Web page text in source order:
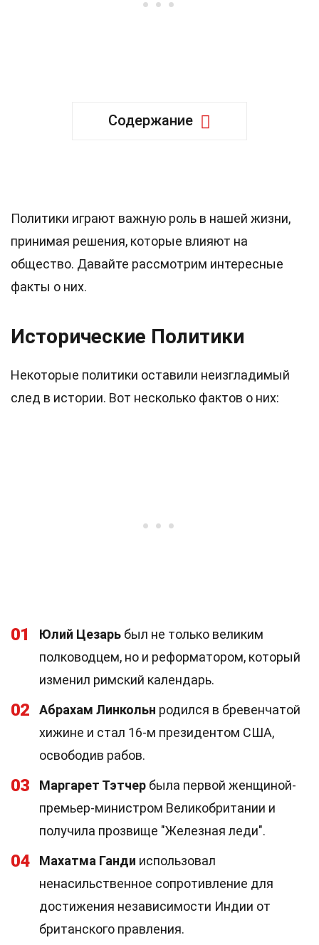
Содержание
Политики играют важную роль в нашей жизни,
принимая решения, которые влияют на
общество. Давайте рассмотрим интересные
факты о них.
Исторические Политики
Некоторые политики оставили неизгладимый
след в истории. Вот несколько фактов о них:
01 Юлий Цезарь был не только великим
полководцем, но и реформатором, который
изменил римский календарь.
02 Абрахам Линкольн родился в бревенчатой
хижине и стал 16-м президентом США,
освободив рабов.
03 Маргарет Тэтчер была первой женщиной-
премьер-министром Великобритании и
получила прозвище "Железная леди".
04 Махатма Ганди использовал
ненасильственное сопротивление для
достижения независимости Индии от
британского правления.